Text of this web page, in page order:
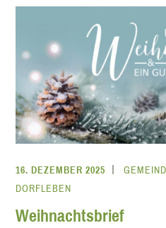
16. DEZEMBER 2025
DORFLEBEN
Weihnachtsbrief